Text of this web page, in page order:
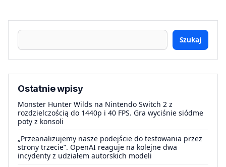
Szukaj
Ostatnie wpisy
Monster Hunter Wilds na Nintendo Switch 2 z
rozdzielczością do 1440p i 40 FPS. Gra wyciśnie siódme
poty z konsoli
„Przeanalizujemy nasze podejście do testowania przez
strony trzecie”. OpenAI reaguje na kolejne dwa
incydenty z udziałem autorskich modeli